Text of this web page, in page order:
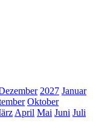
2027 Januar
Oktober
April Mai Juni Juli